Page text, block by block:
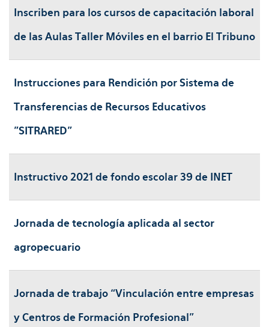
Inscriben para los cursos de capacitación laboral
de las Aulas Taller Móviles en el barrio El Tribuno
Instrucciones para Rendición por Sistema de
Transferencias de Recursos Educativos
"SITRARED"
Instructivo 2021 de fondo escolar 39 de INET
Jornada de tecnología aplicada al sector
agropecuario
Jornada de trabajo “Vinculación entre empresas
y Centros de Formación Profesional”